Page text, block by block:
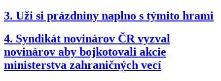
3. Uži si prázdniny naplno s týmito hrami
4. Syndikát novinárov ČR vyzval
novinárov aby bojkotovali akcie
ministerstva zahraničných vecí